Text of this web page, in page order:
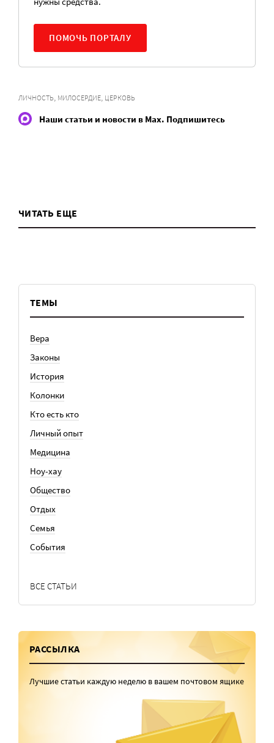
ПОМОЧЬ ПОРТАЛУ
ЛИЧНОСТЬ, МИЛОСЕРДИЕ, ЦЕРКОВЬ
Наши статьи и новости в Max. Подпишитесь
ЧИТАТЬ ЕЩЕ
ТЕМЫ
Вера
Законы
История
Колонки
Кто есть кто
Личный опыт
Медицина
Ноу-хау
Общество
Отдых
Семья
События
ВСЕ СТАТЬИ
РАССЫЛКА
Лучшие статьи каждую неделю в вашем почтовом ящике